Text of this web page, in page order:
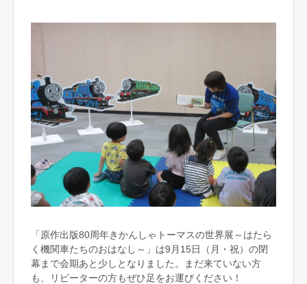
「原作出版80周年きかんしゃトーマスの世界展～はたら
く機関車たちのおはなし～」は9月15日（月・祝）の閉
幕まで会期あと少しとなりました。まだ来ていない方
も、リピーターの方もぜひ足をお運びください！